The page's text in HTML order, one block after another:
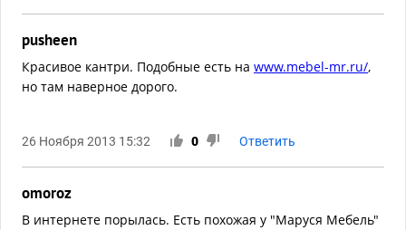
pusheen
Красивое кантри. Подобные есть на www.mebel-mr.ru/,
но там наверное дорого.
26 Ноября 2013 15:32 0 Ответить
omoroz
В интернете порылась. Есть похожая у "Маруся Мебель"